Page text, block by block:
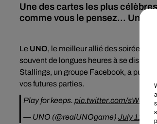
Une des cartes les plus
comme vous le pensez... Un
Le UNO, le meilleur allié des soirées
souvent de longues heures à se
Stallings, un groupe Facebook, a publié
vos futures parties.
Play for keeps. pic.twitter.com/
— UNO (@realUNOgame) July 11,